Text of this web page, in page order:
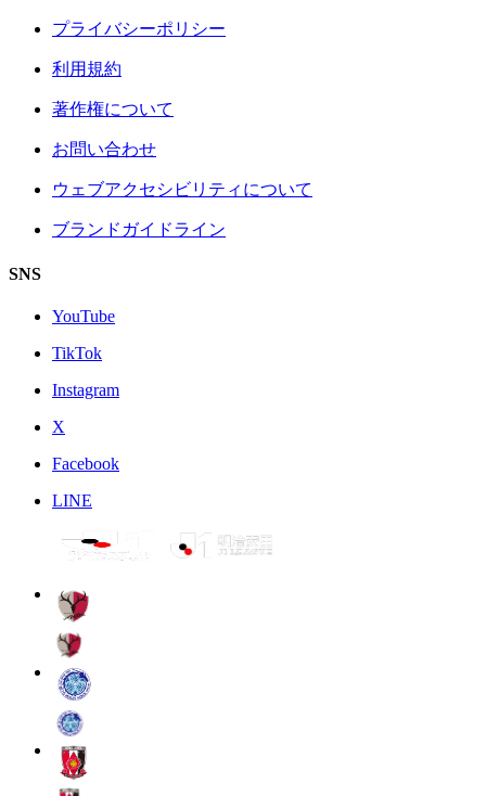
プライバシーポリシー
利用規約
著作権について
お問い合わせ
ウェブアクセシビリティについて
ブランドガイドライン
SNS
YouTube
TikTok
Instagram
X
Facebook
LINE